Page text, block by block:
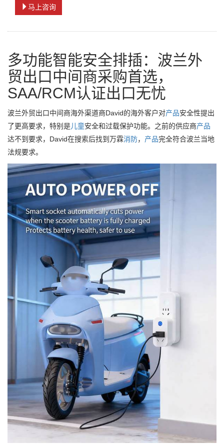
马上咨询
多功能智能安全排插：波兰外
贸出口中间商采购首选，
SAA/RCM认证出口无忧
波兰外贸出口中间商海外渠道商David的海外客户对产品安全性提出
了更高要求，特别是儿童安全和过载保护功能。之前的供应商产品
达不到要求，David在搜索后找到万霖消防， 产品完全符合波兰当地
法规要求。